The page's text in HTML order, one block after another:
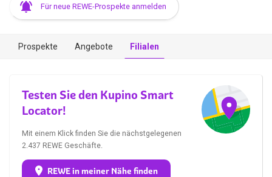
Für neue REWE-Prospekte anmelden
Prospekte Angebote Filialen
Testen Sie den Kupino Smart
Locator!
Mit einem Klick finden Sie die nächstgelegenen
2.437 REWE Geschäfte.
REWE in meiner Nähe finden